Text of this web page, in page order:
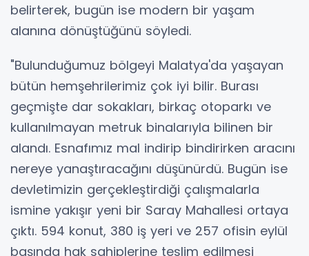
belirterek, bugün ise modern bir yaşam
alanına dönüştüğünü söyledi.
"Bulunduğumuz bölgeyi Malatya'da yaşayan
bütün hemşehrilerimiz çok iyi bilir. Burası
geçmişte dar sokakları, birkaç otoparkı ve
kullanılmayan metruk binalarıyla bilinen bir
alandı. Esnafımız mal indirip bindirirken aracını
nereye yanaştıracağını düşünürdü. Bugün ise
devletimizin gerçekleştirdiği çalışmalarla
ismine yakışır yeni bir Saray Mahallesi ortaya
çıktı. 594 konut, 380 iş yeri ve 257 ofisin eylül
başında hak sahiplerine teslim edilmesi